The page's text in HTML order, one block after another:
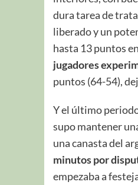
dura tarea de
liberado y un
hasta 13 puntos
jugadores
puntos (64-54),
Y el último
supo mantener
una canasta del
minutos por
empezaba a